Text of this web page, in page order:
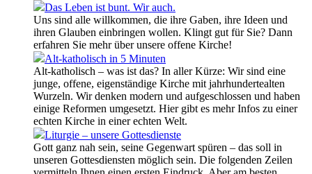
Das Leben ist bunt. Wir auch.
Uns sind alle willkommen, die ihre Gaben, ihre Ideen und
ihren Glauben einbringen wollen. Klingt gut für Sie? Dann
erfahren Sie mehr über unsere offene Kirche!
Alt-katholisch in 5 Minuten
Alt-katholisch – was ist das? In aller Kürze: Wir sind eine
junge, offene, eigenständige Kirche mit jahrhundertealten
Wurzeln. Wir denken modern und aufgeschlossen und haben
einige Reformen umgesetzt. Hier gibt es mehr Infos zu einer
echten Kirche in einer echten Welt.
Liturgie – unsere Gottesdienste
Gott ganz nah sein, seine Gegenwart spüren – das soll in
unseren Gottesdiensten möglich sein. Die folgenden Zeilen